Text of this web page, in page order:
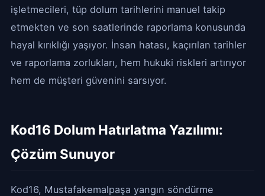
işletmecileri, tüp dolum tarihlerini manuel takip
etmekten ve son saatlerinde raporlama konusunda
hayal kırıklığı yaşıyor. İnsan hatası, kaçırılan tarihler
ve raporlama zorlukları, hem hukuki riskleri artırıyor
hem de müşteri güvenini sarsıyor.
Kod16 Dolum Hatırlatma Yazılımı:
Çözüm Sunuyor
Kod16, Mustafakemalpaşa yangın söndürme